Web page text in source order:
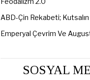
ABD-Çin Rekabeti; Kutsalın
Emperyal Çevrim Ve
SOSYAL